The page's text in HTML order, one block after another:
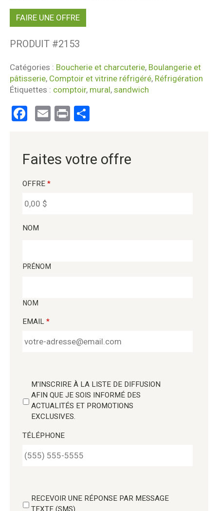
FAIRE UNE OFFRE
PRODUIT #2153
Catégories : Boucherie et charcuterie, Boulangerie et
pâtisserie, Comptoir et vitrine réfrigéré, Réfrigération
Étiquettes : comptoir, mural, sandwich
Facebook
EmailPrint
Faites votre offre
OFFRE *
NOM
PRÉNOM
NOM
EMAIL *
M'INSCRIRE À LA LISTE DE DIFFUSION
AFIN QUE JE SOIS INFORMÉ DES
ACTUALITÉS ET PROMOTIONS
EXCLUSIVES.
TÉLÉPHONE
RECEVOIR UNE RÉPONSE PAR MESSAGE
TEXTE (SMS)